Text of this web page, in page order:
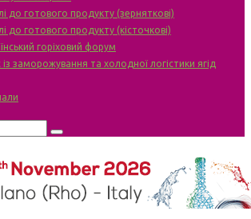
до готового продукту (зерняткові)
до готового продукту (кісточкові)
горіховий форум
із заморожування та холодної логістики ягід